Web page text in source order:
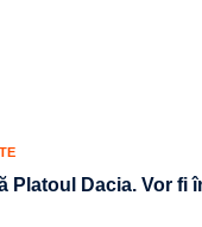
Platoul Dacia. Vor fi